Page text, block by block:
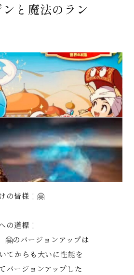
づく表記
と魔法のラン
の皆様！🤗
の道標！
のバージョンアップは
てからも大いに性能を
バージョンアップした